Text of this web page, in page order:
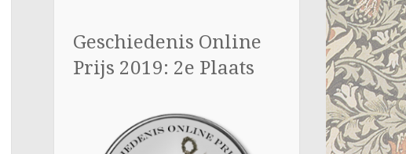
Geschiedenis Online
Prijs 2019: 2e Plaats